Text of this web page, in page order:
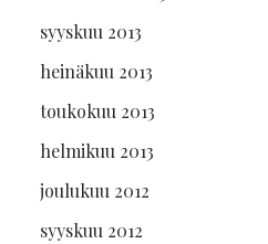
syyskuu 2013
heinäkuu 2013
toukokuu 2013
helmikuu 2013
joulukuu 2012
syyskuu 2012